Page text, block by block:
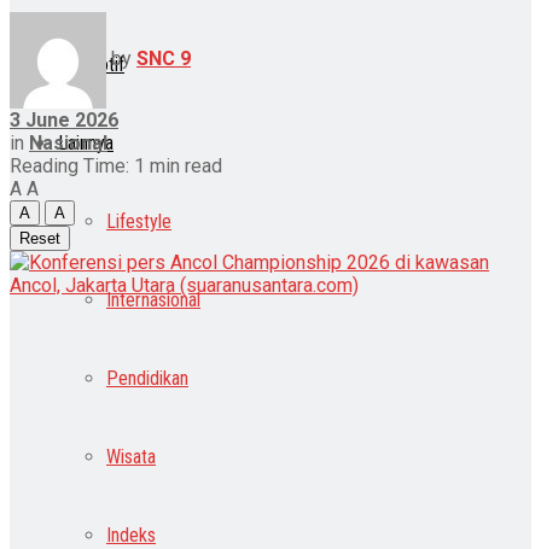
Otomotif
Lainnya
Lifestyle
Internasional
Pendidikan
Wisata
Indeks
by SNC 9
3 June 2026
in Nasional
Reading Time: 1 min read
A A
A
A
Reset